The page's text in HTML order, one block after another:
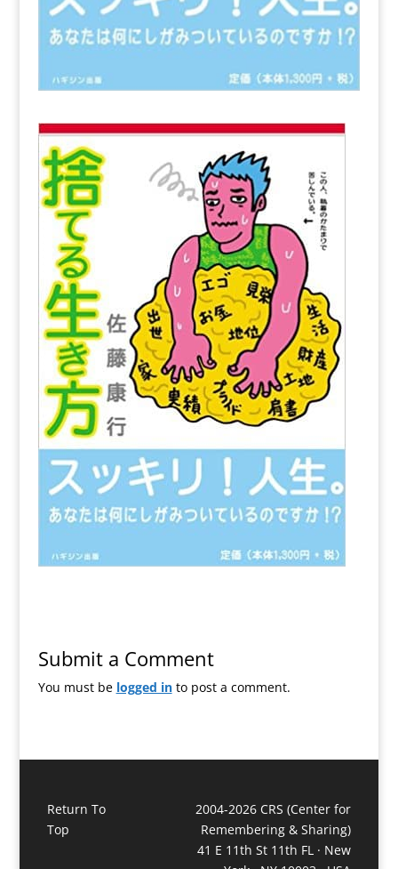
Submit a Comment
You must be logged into post a comment.
Return To
Top
2004-2026 CRS (Center for
Remembering & Sharing)
41 E 11th St 11th FL · New